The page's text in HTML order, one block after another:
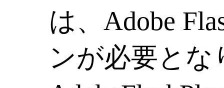
は、Adobe
ンが必要とな